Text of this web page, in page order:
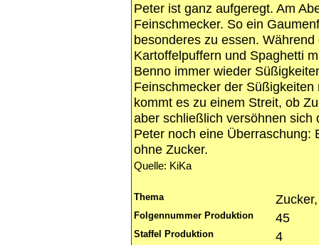
Peter ist ganz aufgeregt. Am
Feinschmecker. So ein
besonderes zu essen.
Kartoffelpuffern und Spaghetti
Benno immer wieder
Feinschmecker der
kommt es zu einem Streit, ob
aber schließlich versöhnen
Peter noch eine Überraschung:
ohne Zucker.
Quelle: KiKa
Thema
Folgennummer Produktion 45
Staffel Produktion 4